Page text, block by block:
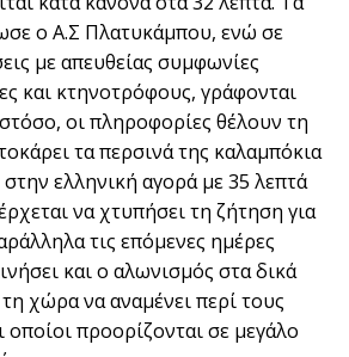
ο Α.Σ Πλατυκάμπου, ενώ σε
με απευθείας συμφωνίες
και κτηνοτρόφους, γράφονται
οι πληροφορίες θέλουν τη
τα περσινά της καλαμπόκια
ελληνική αγορά με 35 λεπτά
να χτυπήσει τη ζήτηση για
τις επόμενες ημέρες
και ο αλωνισμός στα δικά
χώρα να αναμένει περί τους
οποίοι προορίζονται σε μεγάλο